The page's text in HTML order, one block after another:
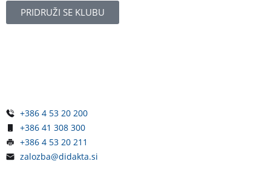
PRIDRUŽI SE KLUBU
+386 4 53 20 200
+386 41 308 300
+386 4 53 20 211
zalozba@didakta.si